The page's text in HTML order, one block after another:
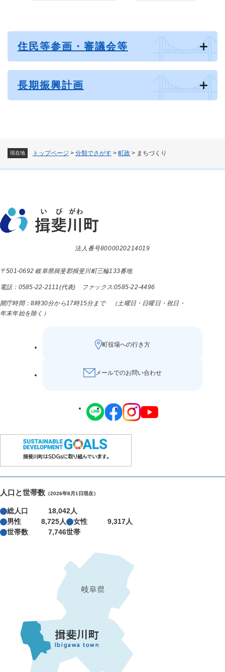
現在地 トップページ > 分類でさがす > 町政 > まちづくり
住民等参画・審議会等
長期振興計画
法人番号8000020214019
〒501-0692 岐阜県揖斐郡揖斐川町三輪133番地
電話：0585-22-2111(代表) ファックス:0585-22-4496
開庁時間：8時30分から17時15分まで （土曜日・日曜日・祝日・
年末年始を除く）
町役場への行き方
メールでのお問い合わせ
人口と世帯数 （2026年8月1日現在）
総人口
18,042人
男性
8,725人 女性
9,317人
世帯数
7,746世帯